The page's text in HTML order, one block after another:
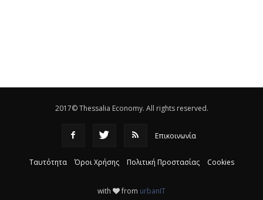
2017© Thessalia Economy. All rights reserved.
Επικοινωνία
Ταυτότητα Όροι Χρήσης Πολιτική Προστασίας Cookies
with from urbanIT